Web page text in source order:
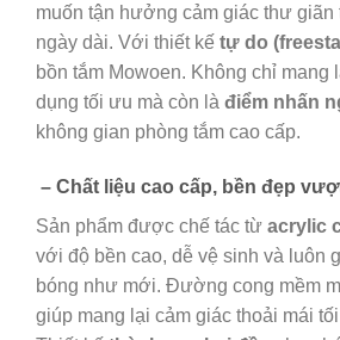
muốn tận hưởng cảm giác thư giãn
ngày dài. Với thiết kế tự do
bồn tắm Mowoen. Không chỉ mang
dụng tối ưu mà còn là điểm nhấn
không gian phòng tắm cao cấp.
– Chất liệu cao cấp, bền đẹp
Sản phẩm được chế tác từ acrylic
với độ bền cao, dễ vệ sinh và luôn
bóng như mới. Đường cong mềm
giúp mang lại cảm giác thoải mái